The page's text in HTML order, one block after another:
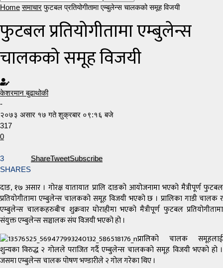
Home समाचार फुटबल प्रतियोगीतामा एम्बुलेन्स चालकको समूह विजयी
फुटबल प्रतियोगीतामा एम्बुलेन्स
चालकको समूह विजयी
केशरमान बुढाथोकी
-
२०७३ असार १७ गते शुक्रबार ०९:१६ बजे
317
0
3
SHARES
ShareTweetSubscribe
दाङ, १७ असार । गोरक्ष यातायात प्रालि दाङको आयोजनामा भएको मैत्रीपूर्ण फुटबल
प्रतियोगीतामा एम्बुलेन्स चालकको समूह विजयी भएको छ । प्रालिका गाडी चालक र
एम्बुलेन्स चालकहरुबीच शुक्रवार घोराहीमा भएको मैत्रीपूर्ण फुटबल प्रतियोगीतामा
संयुक्त एम्बुलेन्स सञ्चालक संघ विजयी भएको हो ।
प्रालिको चालक समूहलाई
शुन्यका विरुद्ध २ गोलले पराजित गर्दै एम्बुलेन्स चालकको समूह विजयी भएको हो ।
जसमा एम्बुलेन्स चालक पोषण भण्डारीले २ गोल गरेका थिए ।